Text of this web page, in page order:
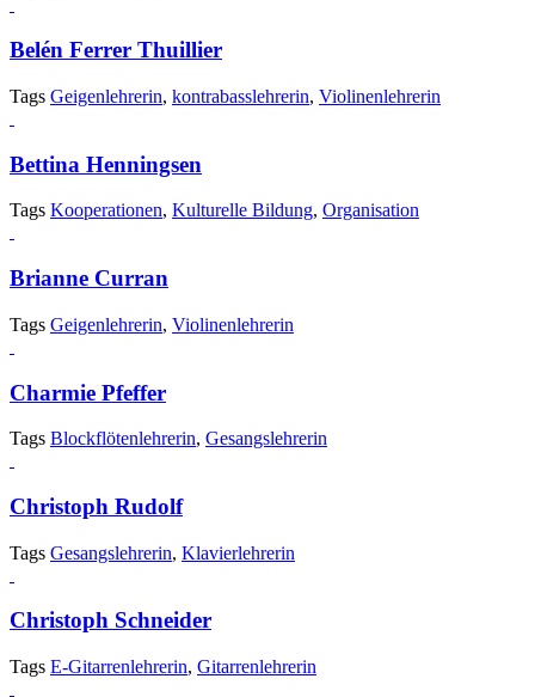
Belén Ferrer Thuillier
Tags Geigenlehrerin, kontrabasslehrerin, Violinenlehrerin
Bettina Henningsen
Tags Kooperationen, Kulturelle Bildung, Organisation
Brianne Curran
Tags Geigenlehrerin, Violinenlehrerin
Charmie Pfeffer
Tags Blockflötenlehrerin, Gesangslehrerin
Christoph Rudolf
Tags Gesangslehrerin, Klavierlehrerin
Christoph Schneider
Tags E-Gitarrenlehrerin, Gitarrenlehrerin